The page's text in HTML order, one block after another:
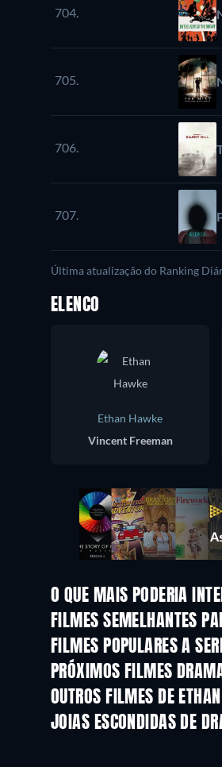
704.
705.
706.
707.
Última atualização do Ranking
ELENCO
Ethan Hawke
Vincent Freeman
O QUE MAIS PODERIA
FILMES SEMELHANTES
FILMES POPULARES A
PRÓXIMOS FILMES
OUTROS FILMES DE
JOIAS ESCONDIDAS DE